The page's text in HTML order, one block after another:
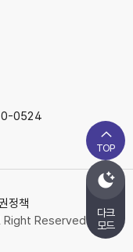
0524
정책
Reserved.
TOP
다크
모드